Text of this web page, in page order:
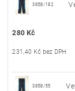
3858/182
280 Kč
231,40 Kč bez DPH
3858/55